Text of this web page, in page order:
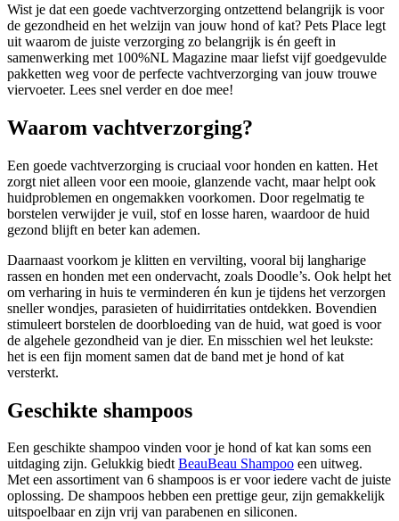
Wist je dat een goede vachtverzorging ontzettend belangrijk is voor
de gezondheid en het welzijn van jouw hond of kat? Pets Place legt
uit waarom de juiste verzorging zo belangrijk is én geeft in
samenwerking met 100%NL Magazine maar liefst vijf goedgevulde
pakketten weg voor de perfecte vachtverzorging van jouw trouwe
viervoeter. Lees snel verder en doe mee!
Waarom vachtverzorging?
Een goede vachtverzorging is cruciaal voor honden en katten. Het
zorgt niet alleen voor een mooie, glanzende vacht, maar helpt ook
huidproblemen en ongemakken voorkomen. Door regelmatig te
borstelen verwijder je vuil, stof en losse haren, waardoor de huid
gezond blijft en beter kan ademen.
Daarnaast voorkom je klitten en vervilting, vooral bij langharige
rassen en honden met een ondervacht, zoals Doodle’s. Ook helpt het
om verharing in huis te verminderen én kun je tijdens het verzorgen
sneller wondjes, parasieten of huidirritaties ontdekken. Bovendien
stimuleert borstelen de doorbloeding van de huid, wat goed is voor
de algehele gezondheid van je dier. En misschien wel het leukste:
het is een fijn moment samen dat de band met je hond of kat
versterkt.
Geschikte shampoos
Een geschikte shampoo vinden voor je hond of kat kan soms een
uitdaging zijn. Gelukkig biedtBeauBeau Shampoo een uitweg.
Met een assortiment van 6 shampoos is er voor iedere vacht de juiste
oplossing. De shampoos hebben een prettige geur, zijn gemakkelijk
uitspoelbaar en zijn vrij van parabenen en siliconen.